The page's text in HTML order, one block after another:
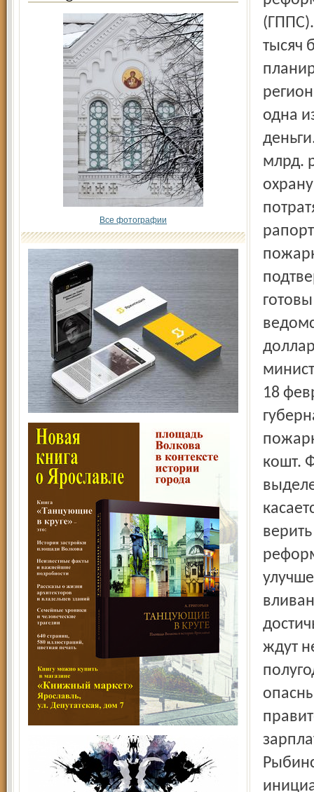
Все фотографии
тысяч
одна
млрд.
18
кошт.
ждут